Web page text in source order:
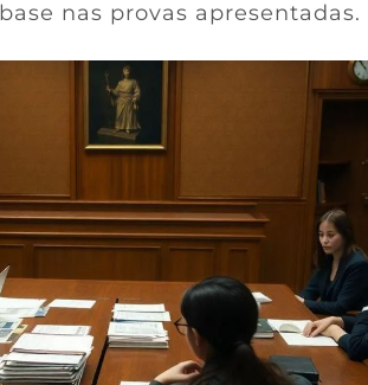
nas provas apresentadas.